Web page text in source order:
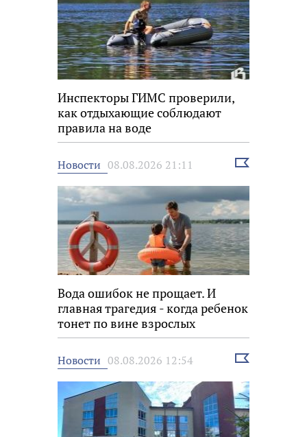
Инспекторы ГИМС проверили,
как отдыхающие соблюдают
правила на воде
Новости 08.08.2026 21:11
Выбрать
Вода ошибок не прощает. И
главная трагедия - когда ребенок
тонет по вине взрослых
Новости 08.08.2026 12:54
Выбрать